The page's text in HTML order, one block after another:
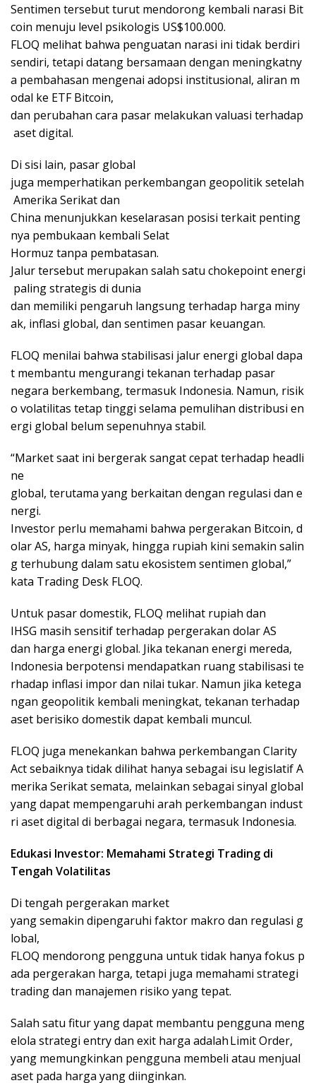
Sentimen tersebut turut mendorong kembali narasi Bit
coin menuju level psikologis US$100.000.
FLOQ melihat bahwa penguatan narasi ini tidak berdiri
sendiri, tetapi datang bersamaan dengan meningkatny
a pembahasan mengenai adopsi institusional, aliran m
odal ke ETF Bitcoin,
dan perubahan cara pasar melakukan valuasi terhadap
aset digital.
Di sisi lain, pasar global
juga memperhatikan perkembangan geopolitik setelah
Amerika Serikat dan
China menunjukkan keselarasan posisi terkait penting
nya pembukaan kembali Selat
Hormuz tanpa pembatasan.
Jalur tersebut merupakan salah satu chokepoint energi
paling strategis di dunia
dan memiliki pengaruh langsung terhadap harga miny
ak, inflasi global, dan sentimen pasar keuangan.
FLOQ menilai bahwa stabilisasi jalur energi global dapa
t membantu mengurangi tekanan terhadap pasar
negara berkembang, termasuk Indonesia. Namun, risik
o volatilitas tetap tinggi selama pemulihan distribusi en
ergi global belum sepenuhnya stabil.
“Market saat ini bergerak sangat cepat terhadap headli
ne
global, terutama yang berkaitan dengan regulasi dan e
nergi.
Investor perlu memahami bahwa pergerakan Bitcoin, d
olar AS, harga minyak, hingga rupiah kini semakin salin
g terhubung dalam satu ekosistem sentimen global,”
kata Trading Desk FLOQ.
Untuk pasar domestik, FLOQ melihat rupiah dan
IHSG masih sensitif terhadap pergerakan dolar AS
dan harga energi global. Jika tekanan energi mereda,
Indonesia berpotensi mendapatkan ruang stabilisasi te
rhadap inflasi impor dan nilai tukar. Namun jika ketega
ngan geopolitik kembali meningkat, tekanan terhadap
aset berisiko domestik dapat kembali muncul.
FLOQ juga menekankan bahwa perkembangan Clarity
Act sebaiknya tidak dilihat hanya sebagai isu legislatif A
merika Serikat semata, melainkan sebagai sinyal global
yang dapat mempengaruhi arah perkembangan indust
ri aset digital di berbagai negara, termasuk Indonesia.
Edukasi Investor: Memahami Strategi Trading di
Tengah Volatilitas
Di tengah pergerakan market
yang semakin dipengaruhi faktor makro dan regulasi g
lobal,
FLOQ mendorong pengguna untuk tidak hanya fokus p
ada pergerakan harga, tetapi juga memahami strategi
trading dan manajemen risiko yang tepat.
Salah satu fitur yang dapat membantu pengguna meng
elola strategi entry dan exit harga adalah Limit Order,
yang memungkinkan pengguna membeli atau menjual
aset pada harga yang diinginkan.